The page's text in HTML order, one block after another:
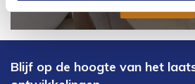
Blijf op de hoogte van het